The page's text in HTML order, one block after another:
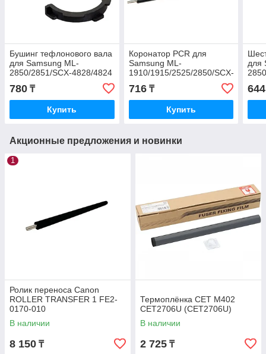
Бушинг тефлонового вала
для Samsung ML-
2850/2851/SCX-4828/4824
Ph3250/WC-3210/3220
(JC61-02334A/JC61-
02335A)
780 ₸
Купить
Коронатор PCR для
Samsung ML-
1910/1915/2525/2850/SCX-
4600/4824/4828/Phaser
3140/3250/WC
3210/3220/Phaser
716₸
Купить
для
644
Акционные предложения и новинки
1
Ролик переноса Canon
ROLLER TRANSFER 1 FE2-
0170-010
В наличии
8 150 ₸
Термоплёнка CET M402
CET2706U (CET2706U)
В наличии
2 725 ₸